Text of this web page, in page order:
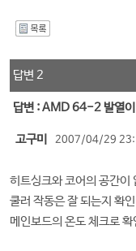
답변 2
답변 : AMD 64-2 발열이
고구미 2007/04/29
히트싱크와 코어의 공간이
쿨러 작동은 잘 되는지 확인
메인보드의 온도 체크로 확